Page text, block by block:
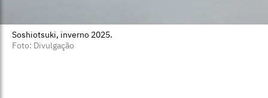
Soshiotsuki, inverno 2025.
Foto: Divulgação